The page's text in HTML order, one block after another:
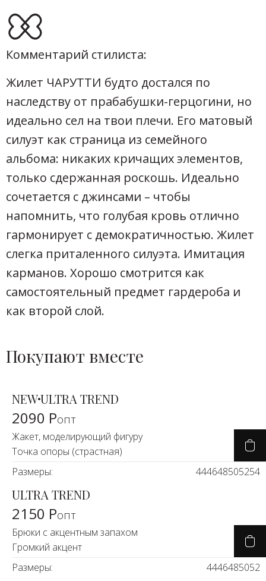
Комментарий стилиста:
Жилет ЧАРУТТИ будто достался по
наследству от прабабушки-герцогини, но
идеально сел на твои плечи. Его матовый
силуэт как страница из семейного
альбома: никаких кричащих элементов,
только сдержанная роскошь. Идеально
сочетается с джинсами – чтобы
напомнить, что голубая кровь отлично
гармонирует с демократичностью. Жилет
слегка приталенного силуэта. Имитация
карманов. Хорошо смотрится как
самостоятельный предмет гардероба и
как второй слой.
Покупают вместе
NEWULTRA TREND
2090 Ропт
Жакет, моделирующий фигуру
Точка опоры (страстная)
Размеры:
444648505254
ULTRA TREND
2150 Ропт
Брюки с акцентным запахом
Громкий акцент
Размеры:
4446485052